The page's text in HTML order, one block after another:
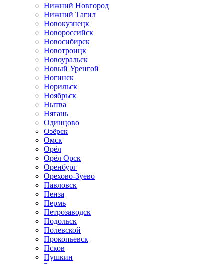
Нижний Новгород
Нижний Тагил
Новокузнецк
Новороссийск
Новосибирск
Новотроицк
Новоуральск
Новый Уренгой
Ногинск
Норильск
Ноябрьск
Нытва
Нягань
Одинцово
Озёрск
Омск
Орёл
Орёл Орск
Оренбург
Орехово-Зуево
Павловск
Пенза
Пермь
Петрозаводск
Подольск
Полевской
Прокопьевск
Псков
Пушкин